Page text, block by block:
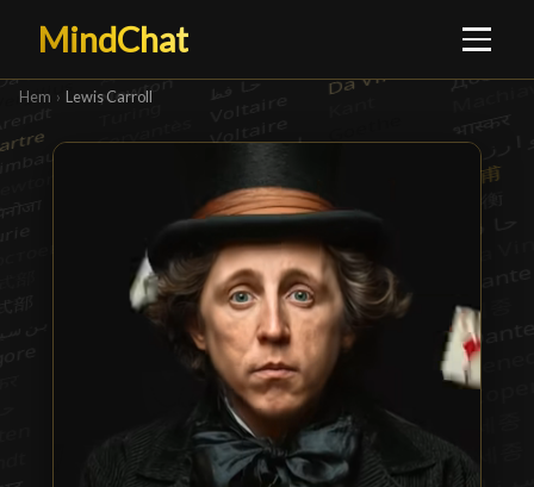
MindChat
Hem › Lewis Carroll